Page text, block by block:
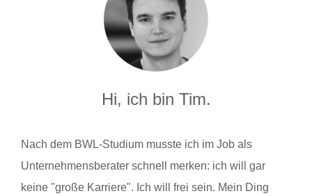
Hi, ich bin Tim.
Nach dem BWL-Studium musste ich im Job als
Unternehmensberater schnell merken: ich will gar
keine "große Karriere". Ich will frei sein. Mein Ding